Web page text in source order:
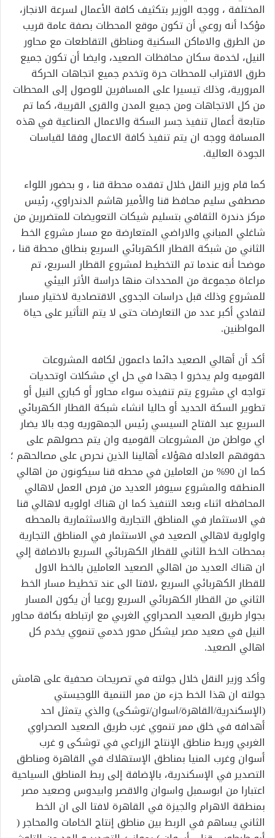
المختلفة ، ووجه الوزير بتكثيف كافة الأعمال لسرعة الانجاز،
مؤكدا أنه روعي أن تكون موقع المحطات بصفة عامة قريب
من الطرق والاماكن السكنية ومناطق التقاطعات مع محاور
النيل، لخدمة سكان محافظات الصعيد، وايضا أن تكون جميع
طرق الاقتراب للمحطات حرة وتخدم جميع اتجاهات الحركة
المرورية، وذلك تيسيرا على المسافرين للوصول إلى المحطات
من كل الاتجاهات ومن جميع المدن والقرى القريبة، كما تم
متابعة أعمال تنفيذ جسر السكة والاعمال الصناعية في هذه
المسافة ووجه ان يتم تنفيذ كافة الاعمال وفقا لقياسات
الجودة العالية.
كما قام وزير النقل خلال تفقده محطة قنا ، و بحضور اللواء
مصطفى سليم محافظ قنا والأمير هاشم الدندراوي، رئيس
مركز دندرة الثقافي بتسليم شيكات التعويضات للمتضررين من
شاغلي المباني والاراضي المتعارضة مع مسار مشروع الخط
الثاني من شبكة القطار الكهربائي السريع بنطاق محطة قنا ،
موضحا أنه عندما تم التخطيط لمشروع القطار السريع، تم
مراعاة مجموعة من المحددات منها دراسة الأثر البيئي
للمشروع وذلك قبل دراسات الجدوى الاقتصادية لاختيار مسار
لتفادي أكبر عدد من التعارضات حتى لا يتم التأثير على حياة
المواطنين.
أكد أن أهالي الصعيد دائما داعمون لكافه المشروعات
القوميه ولم يدخرو ا جهدا في حل اي مشكلات اوتحديات
تواجه اي مشروع يتم تنفيذه سواء محاور أو كباري النيل أو
تطوير السكة الحديد أو حاليا انشاء شبكة القطار الكهربائي
السريع عبد الفتاح السيسي رئيس الجمهوريه وجه بالا يضار
اي مواطن من المشروعات القوميه وان يتم حصولهم على
حقوقهم العادله فهؤلاء أهالينا الذين نحرص على مصالحهم ؛
كما ان 90% من العاملين في محطه قنا سيكونون من اهالي
المنطقه والمشروع سيوفر العديد من فرص العمل لاهالي
المحافظه اثناء وبعد التنفيذ كما ان هناك اولويه لاهالي قنا
في الاستثمار في المناطق التجارية والاسثثمارية بالمحطه
واولوية لاهالي الصعيد في الاستثمار في المناطق التجارية
بمحطات الخط الثاني للقطار الكهربائي السريع بالاضافة إلي
ان هناك العديد من اهالي الصعيد العاملين بالخط الاول
للقطار الكهربائي السريع ،لافتا الى عند تخطيط مسار الخط
الثاني من القطار الكهربائي السريع روعيا أن يكون المسار
بجوار طريق الصعيد الصحراوي الغربي مع ارتباطه بكافة محاور
النيل في صعيد مصر ليشكل محور خدمي تنموي يخدم كل
اهالي الصعيد.
وأكد وزير النقل خلال جولته في تصريحات صحفية على هامش
جولته ان هذا الخط جزء من ممر التنمية اللوجيستي
(الإسكندرية/القاهرة/اسوان/توشكى) والذي يتمثل احد
أهدافه في خلق ممر تنموي غرب طريق الصعيد الصحراوي
الغربي وربط مناطق الإنتاج الزراعي في توشكى و غرب
أسوان وغرب المنيا بمناطق الإستهلاك في القاهرة ومناطق
التصدير في الإسكندرية، بالإضافة إلى ربط المناطق السياحية
اعتبارا من ابوسمبل واسوان والاقصر وابيدوس وصعيد مصر
بمنطقة الاهرام والجيزة في القاهرة لافتا الى ان الخط
الثاني يساهم في الربط بين مناطق إنتاج الخامات والمحاجر (